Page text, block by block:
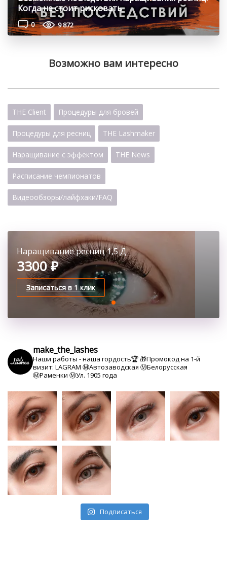
Когда не стоит рисковать
0 9 872
Возможно вам интересно
THE Client Процедуры для бровей
Процедуры для ресниц THE Lashmaker
Наращивание с эффектом THE News
Расписание чемпионатов
Видеообзоры/лайфхаки/FAQ
Наращивание ресниц 1,5 Д
3300 ₽
Записаться в 1 клик
make_the_lashes
Наши работы - наша гордость🏆🎁Промокод на 1-й
визит: LAGRAM Ⓜ️Автозаводская Ⓜ️Белорусская
Ⓜ️Раменки Ⓜ️Ул. 1905 года
Подписаться